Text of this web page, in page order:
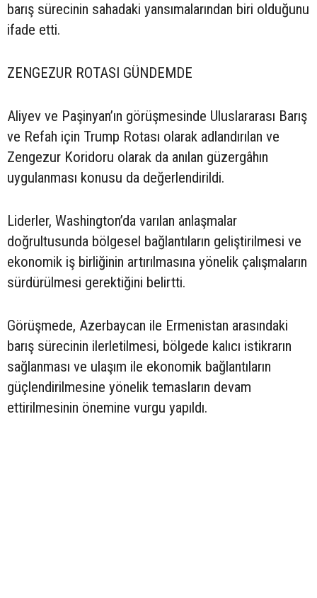
barış sürecinin sahadaki yansımalarından biri olduğunu
ifade etti.
ZENGEZUR ROTASI GÜNDEMDE
Aliyev ve Paşinyan’ın görüşmesinde Uluslararası Barış
ve Refah için Trump Rotası olarak adlandırılan ve
Zengezur Koridoru olarak da anılan güzergâhın
uygulanması konusu da değerlendirildi.
Liderler, Washington’da varılan anlaşmalar
doğrultusunda bölgesel bağlantıların geliştirilmesi ve
ekonomik iş birliğinin artırılmasına yönelik çalışmaların
sürdürülmesi gerektiğini belirtti.
Görüşmede, Azerbaycan ile Ermenistan arasındaki
barış sürecinin ilerletilmesi, bölgede kalıcı istikrarın
sağlanması ve ulaşım ile ekonomik bağlantıların
güçlendirilmesine yönelik temasların devam
ettirilmesinin önemine vurgu yapıldı.